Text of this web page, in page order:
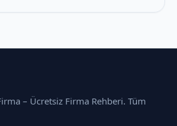
– Ücretsiz Firma Rehberi. Tüm